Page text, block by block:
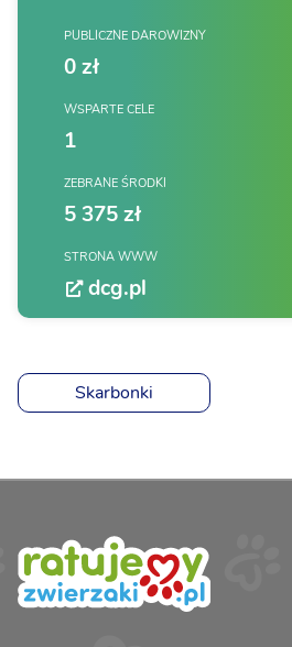
PUBLICZNE DAROWIZNY
0 zł
WSPARTE CELE
1
ZEBRANE ŚRODKI
5 375 zł
STRONA WWW
dcg.pl
Skarbonki